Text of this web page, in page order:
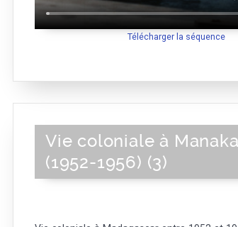
Télécharger la séquence
Vie coloniale à
(1952-1956) (3)